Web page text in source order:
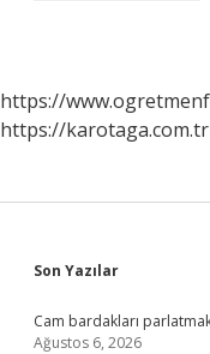
https://
https://karotaga.com.tr
Sidebar
Son Yazılar
Cam bardakları
Ağustos 6, 2026